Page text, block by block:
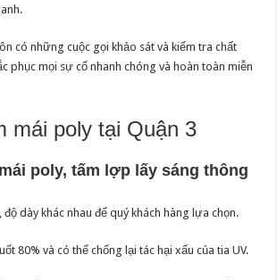
có những cuộc gọi khảo sát và kiểm tra chất
phục mọi sự cố nhanh chóng và hoàn toàn miễn
mái poly tại Quận 3
poly, tấm lợp lấy sáng thông
dày khác nhau để quý khách hàng lựa chọn.
80% và có thể chống lại tác hại xấu của tia UV.